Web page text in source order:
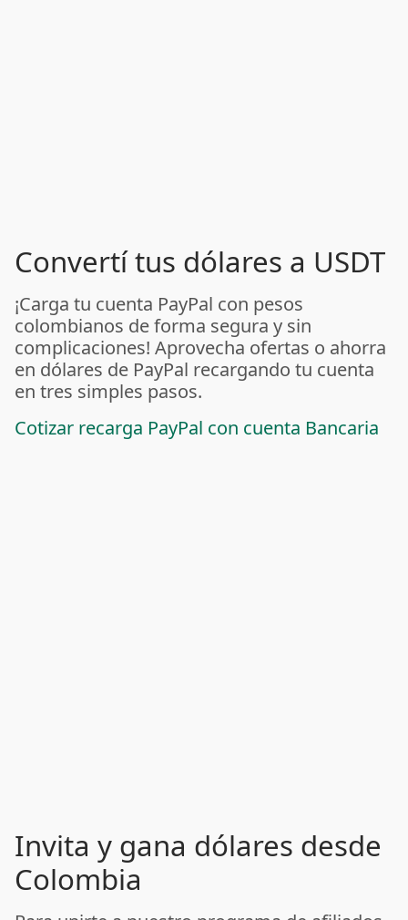
Convertí tus dólares a USDT
¡Carga tu cuenta PayPal con pesos
colombianos de forma segura y sin
complicaciones! Aprovecha ofertas o ahorra
en dólares de PayPal recargando tu cuenta
en tres simples pasos.
Cotizar recarga PayPal con cuenta Bancaria
Invita y gana dólares desde
Colombia